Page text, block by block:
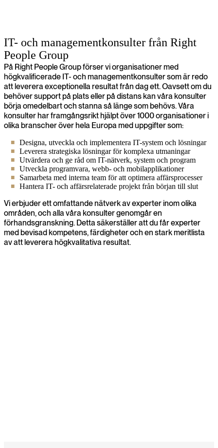
IT- och managementkonsulter från Right
People Group
På Right People Group förser vi organisationer med
högkvalificerade IT- och managementkonsulter som är redo
att leverera exceptionella resultat från dag ett. Oavsett om du
behöver support på plats eller på distans kan våra konsulter
börja omedelbart och stanna så länge som behövs. Våra
konsulter har framgångsrikt hjälpt över 1000 organisationer i
olika branscher över hela Europa med uppgifter som:
Designa, utveckla och implementera IT-system och lösningar
Leverera strategiska lösningar för komplexa utmaningar
Utvärdera och ge råd om IT-nätverk, system och program
Utveckla programvara, webb- och mobilapplikationer
Samarbeta med interna team för att optimera affärsprocesser
Hantera IT- och affärsrelaterade projekt från början till slut
Vi erbjuder ett omfattande nätverk av experter inom olika
områden, och alla våra konsulter genomgår en
förhandsgranskning. Detta säkerställer att du får experter
med bevisad kompetens, färdigheter och en stark meritlista
av att leverera högkvalitativa resultat.